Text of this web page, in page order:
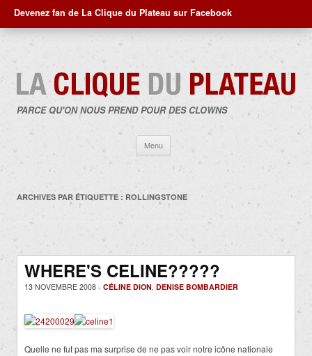
Devenez fan de La Clique du Plateau sur Facebook
PARCE QU'ON NOUS PREND POUR DES CLOWNS
Menu
contenu
ARCHIVES PAR ÉTIQUETTE : ROLLINGSTONE
WHERE'S CELINE?????
13 NOVEMBRE 2008 - CÉLINE DION, DENISE BOMBARDIER
Quelle ne fut pas ma surprise de ne pas voir notre icône nationale